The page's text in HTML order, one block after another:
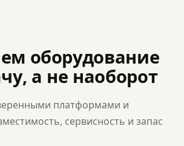
оборудование
а не наоборот
платформами и
сервисность и запас